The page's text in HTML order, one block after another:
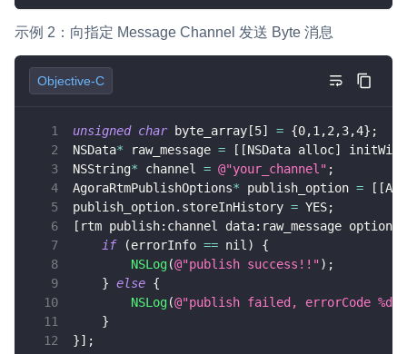
示例 2：向指定 Message Channel 发送 Byte 消息
Objective-C
unsigned char byte_array [5] = {0,1 ,2 ,3,4} ;
NSData* raw_message = [ [NSData alloc]
NSString* channel = @"your_channel" ;
AgoraRtmPublishOptions* publish_option = [ [
publish_option. storeInHistory = YES;
[ rtm publish: channel data: raw_message option
if
(errorInfo == nil )
{
NSLog(@"publish success!!") ;
} else {
NSLog(@"publish failed, errorCode %d,
}
}] ;